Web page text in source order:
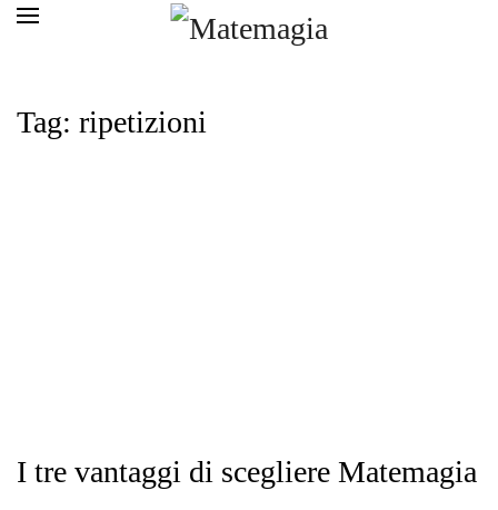
Tag: ripetizioni
I tre vantaggi di scegliere Matemagia